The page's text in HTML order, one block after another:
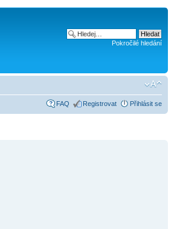
Pokročilé hledání
FAQ Registrovat Přihlásit se